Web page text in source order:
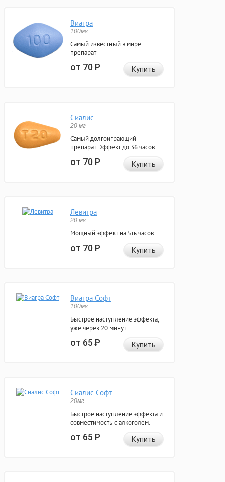
Виагра
100мг
Самый известный в мире
препарат
от 70Р Купить
Сиалис
20 мг
Самый долгоиграющий
препарат. Эффект до 36 часов.
от 70Р Купить
Левитра
20 мг
Мощный эффект на 5ть часов.
от 70Р Купить
Виагра Софт
100мг
Быстрое наступление эффекта,
уже через 20 минут.
от 65Р Купить
Сиалис Софт
20мг
Быстрое наступление эффекта и
совместимость с алкоголем.
от 65Р Купить